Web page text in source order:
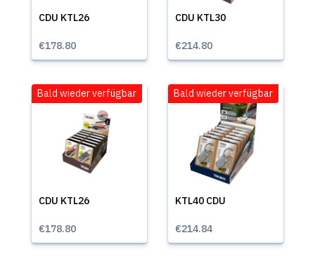
CDU KTL26
€178.80
CDU KTL30
€214.80
CDU KTL26
Bald wieder verfügbar
€178.80
KTL40 CDU
Bald wieder verfügbar
€214.84